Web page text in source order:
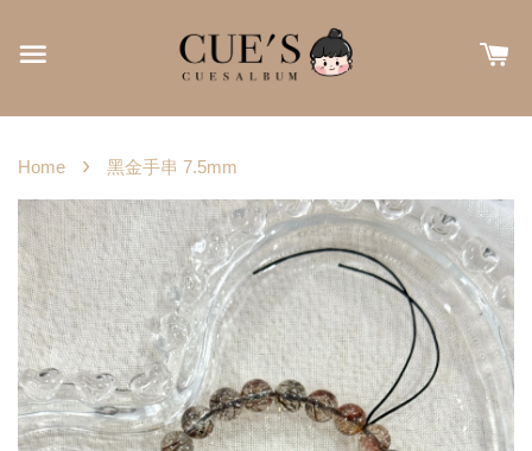
Home › 黑金手串 7.5mm